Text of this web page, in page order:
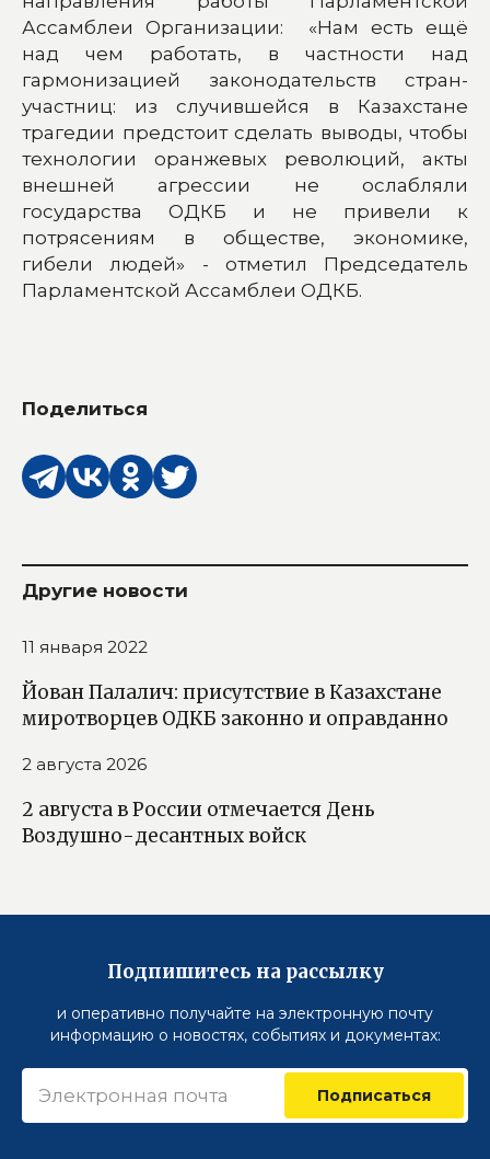
Ассамблеи Организации: «Нам есть ещё
над чем работать, в частности над
гармонизацией законодательств стран-
участниц: из случившейся в Казахстане
трагедии предстоит сделать выводы, чтобы
технологии оранжевых революций, акты
внешней агрессии не ослабляли
государства ОДКБ и не привели к
потрясениям в обществе, экономике,
гибели людей» - отметил Председатель
Парламентской Ассамблеи ОДКБ.
Поделиться
Другие новости
11 января 2022
Йован Палалич: присутствие в Казахстане
миротворцев ОДКБ законно и оправданно
2 августа 2026
2 августа в России отмечается День
Воздушно-десантных войск
Подпишитесь на рассылку
и оперативно получайте на электронную почту
информацию о новостях, событиях и документах:
Подписаться